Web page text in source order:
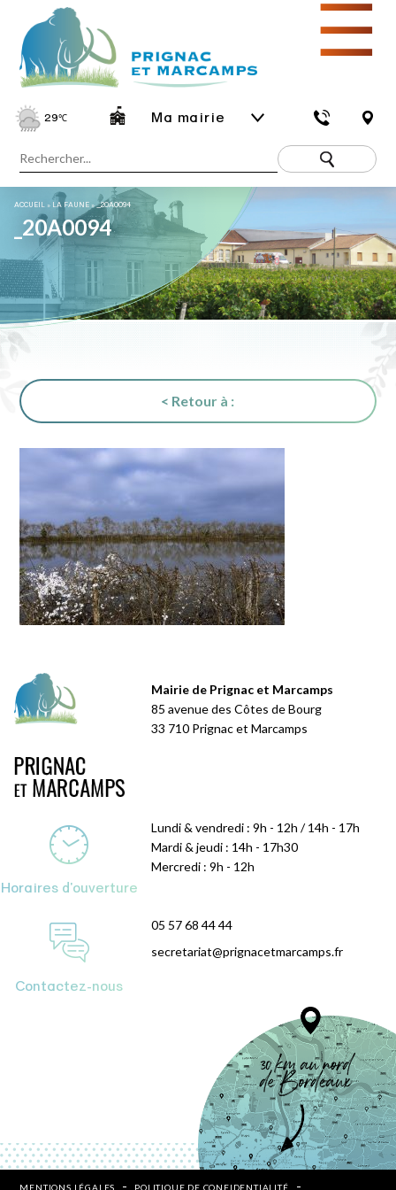
29℃ Ma mairie
☰
ACCUEIL » LA FAUNE »_20A0094
_20A0094
< Retour à :
Mairie de Prignac et Marcamps
85 avenue des Côtes de Bourg
33 710 Prignac et Marcamps
Horaires d'ouverture
Lundi & vendredi : 9h - 12h / 14h - 17h
Mardi & jeudi : 14h - 17h30
Mercredi : 9h - 12h
Contactez-nous
05 57 68 44 44
secretariat@prignacetmarcamps.fr
MENTIONS LÉGALES POLITIQUE DE CONFIDENTIALITÉ